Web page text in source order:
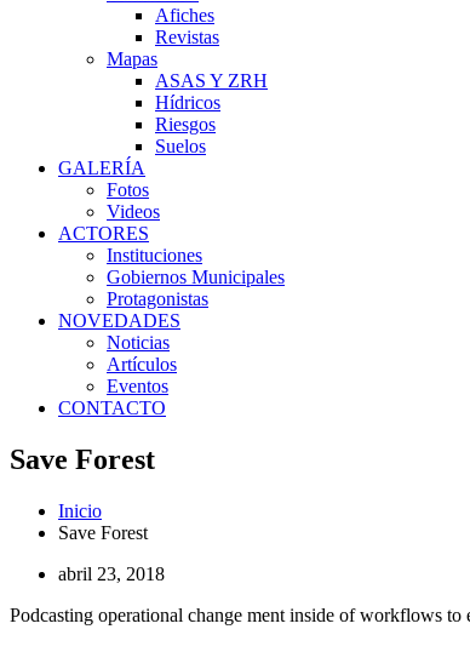
Afiches
Revistas
Mapas
ASAS Y ZRH
Hídricos
Riesgos
Suelos
GALERÍA
Fotos
Videos
ACTORES
Instituciones
Gobiernos Municipales
Protagonistas
NOVEDADES
Noticias
Artículos
Eventos
CONTACTO
Save Forest
Inicio
Save Forest
abril 23, 2018
Podcasting operational change ment inside of workflows to